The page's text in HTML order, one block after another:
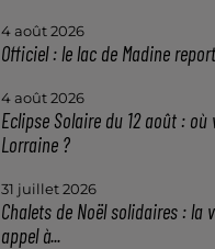
4 août 2026
Officiel : le lac de Madine
4 août 2026
Eclipse Solaire du 12 août :
Lorraine ?
31 juillet 2026
Chalets de Noël solidaires : la
appel à...